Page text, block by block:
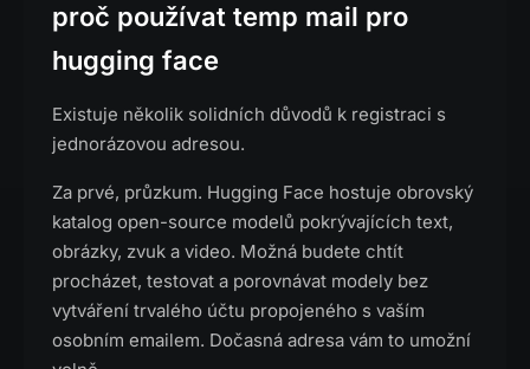
proč používat temp mail pro
hugging face
Existuje několik solidních důvodů k registraci s
jednorázovou adresou.
Za prvé, průzkum. Hugging Face hostuje obrovský
katalog open-source modelů pokrývajících text,
obrázky, zvuk a video. Možná budete chtít
procházet, testovat a porovnávat modely bez
vytváření trvalého účtu propojeného s vaším
osobním emailem. Dočasná adresa vám to umožní